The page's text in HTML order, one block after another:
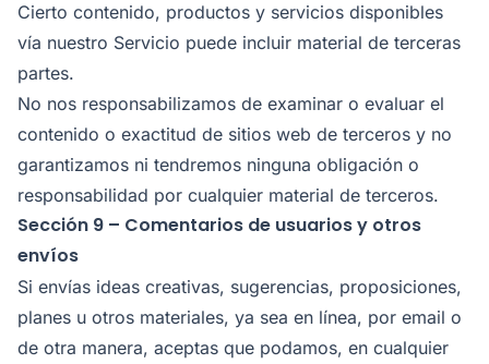
Cierto contenido, productos y servicios disponibles
vía nuestro Servicio puede incluir material de terceras
partes.
No nos responsabilizamos de examinar o evaluar el
contenido o exactitud de sitios web de terceros y no
garantizamos ni tendremos ninguna obligación o
responsabilidad por cualquier material de terceros.
Sección 9 – Comentarios de usuarios y otros
envíos
Si envías ideas creativas, sugerencias, proposiciones,
planes u otros materiales, ya sea en línea, por email o
de otra manera, aceptas que podamos, en cualquier